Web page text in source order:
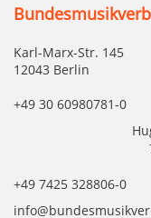
Karl-Marx-Str. 145
12043 Berlin
+49 30 60980781-0
+49 7425 328806-0